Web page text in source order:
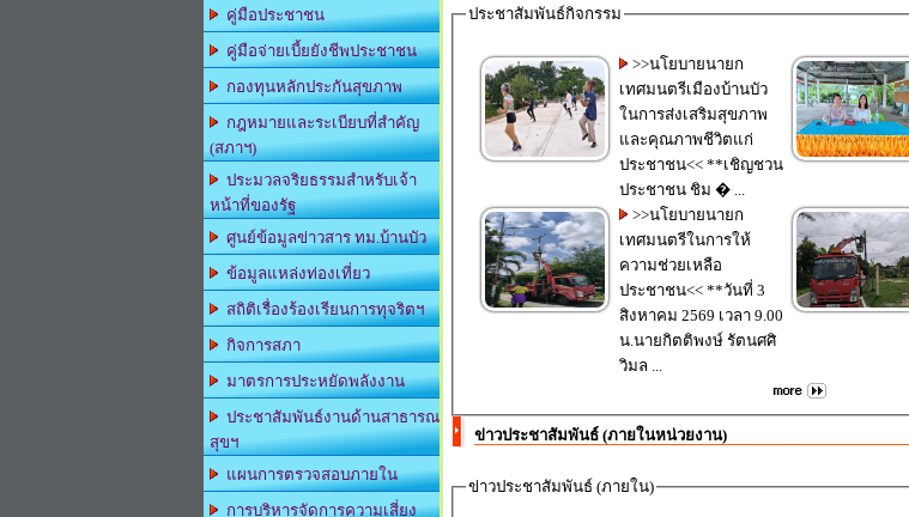
คู่มือประชาชน
คู่มือจ่ายเบี้ยยังชีพประชาชน
กองทุนหลักประกันสุขภาพ
กฎหมายและระเบียบที่สำคัญ
(สภาฯ)
ประมวลจริยธรรมสำหรับเจ้า
หน้าที่ของรัฐ
ศูนย์ข้อมูลข่าวสาร ทม.บ้านบัว
ข้อมูลแหล่งท่องเที่ยว
สถิติเรื่องร้องเรียนการทุจริตฯ
กิจการสภา
มาตรการประหยัดพลังงาน
ประชาสัมพันธ์งานด้านสาธารณ
สุขฯ
แผนการตรวจสอบภายใน
การบริหารจัดการความเสี่ยง
ประชาสัมพันธ์กิจกรรม
>>นโยบายนายก
เทศมนตรีเมืองบ้านบัว
ในการส่งเสริมสุขภาพ
และคุณภาพชีวิตแก่
ประชาชน<< **เชิญชวน
ประชาชน ชิม � ...
>>นโยบายนายก
เทศมนตรีในการให้
ความช่วยเหลือ
ประชาชน<< **วันที่ 3
สิงหาคม 2569 เวลา 9.00
น.นายกิตติพงษ์ รัตนศศิ
วิมล ...
ข่าวประชาสัมพันธ์ (ภายในหน่วยงาน)
ข่าวประชาสัมพันธ์ (ภายใน)